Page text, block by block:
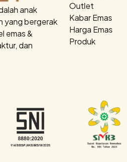
anak
yang bergerak
emas &
dan
Outlet
Kabar Emas
Harga Emas
Produk